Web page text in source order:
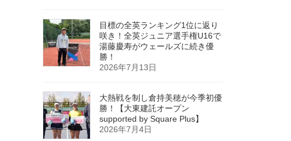
目標の全英ランキング1位に返り
咲き！全英ジュニア選手権U16で
湯藤慶寿がウェールズに続き優
勝！
2026年7月13日
大熱戦を制し倉持美穂が今季初優
勝！【大東建託オープン
supported by Square Plus】
2026年7月4日